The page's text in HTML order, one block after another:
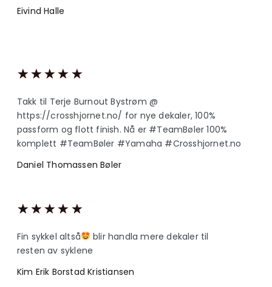
Eivind Halle
★ ★ ★ ★ ★
Takk til Terje Burnout Bystrøm @
https://crosshjornet.no/ for nye dekaler, 100%
passform og flott finish. Nå er #TeamBøler 100%
komplett #TeamBøler #Yamaha #Crosshjornet.no
Daniel Thomassen Bøler
★ ★ ★ ★ ★
Fin sykkel altså
blir handla mere dekaler til
resten av syklene
Kim Erik Borstad Kristiansen